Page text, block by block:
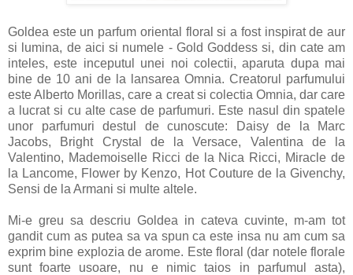
Goldea este un parfum oriental floral si a fost inspirat de aur
si lumina, de aici si numele - Gold Goddess si, din cate am
inteles, este inceputul unei noi colectii, aparuta dupa mai
bine de 10 ani de la lansarea Omnia. Creatorul parfumului
este Alberto Morillas, care a creat si colectia Omnia, dar care
a lucrat si cu alte case de parfumuri. Este nasul din spatele
unor parfumuri destul de cunoscute: Daisy de la Marc
Jacobs, Bright Crystal de la Versace, Valentina de la
Valentino, Mademoiselle Ricci de la Nica Ricci, Miracle de
la Lancome, Flower by Kenzo, Hot Couture de la Givenchy,
Sensi de la Armani si multe altele.
Mi-e greu sa descriu Goldea in cateva cuvinte, m-am tot
gandit cum as putea sa va spun ca este insa nu am cum sa
exprim bine explozia de arome. Este floral (dar notele florale
sunt foarte usoare, nu e nimic taios in parfumul asta),